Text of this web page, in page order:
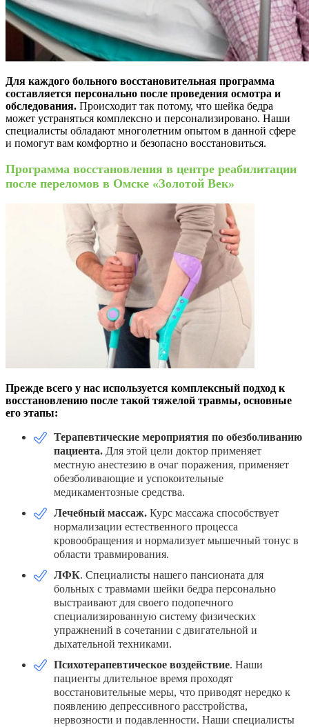
Для каждого больного восстановительная программа
составляется персонально после проведения осмотра и
обследования. Происходит так потому, что шейка бедра
может устраняться комплексно и персонализировано. Наши
специалисты обладают многолетним опытом в данной сфере
и помогут вам комфортно и безопасно восстановиться.
Программа восстановления в центре реабилитации
после переломов в Омске «Золотой Век»
Прежде всего у нас используется комплексный подход к
восстановлению после такой тяжелой травмы, основные
его этапы:
Терапевтические мероприятия по обезболиванию
пациента. Для этой цели доктор применяет
местную анестезию в очаг поражения, применяет
обезболивающие и успокоительные
медикаментозные средства.
Лечебный массаж. Курс массажа способствует
нормализации естественного процесса
кровообращения и нормализует мышечный тонус в
области травмирования.
ЛФК. Специалисты нашего пансионата для
больных с травмами шейки бедра персонально
выстраивают для своего подопечного
специализированную систему физических
упражнений в сочетании с двигательной и
дыхательной техниками.
Психотерапевтическое воздействие. Наши
пациенты длительное время проходят
восстановительные меры, что приводят нередко к
появлению депрессивного расстройства,
нервозности и подавленности. Наши специалисты